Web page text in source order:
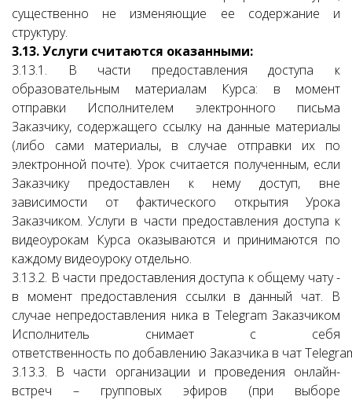
существенно не изменяющие ее содержание и
структуру.
3.13. Услуги считаются оказанными:
3.13.1. В части предоставления доступа к
образовательным материалам Курса: в момент
отправки Исполнителем электронного письма
Заказчику, содержащего ссылку на данные материалы
(либо сами материалы, в случае отправки их по
электронной почте). Урок считается полученным, если
Заказчику предоставлен к нему доступ, вне
зависимости от фактического открытия Урока
Заказчиком. Услуги в части предоставления доступа к
видеоурокам Курса оказываются и принимаются по
каждому видеоуроку отдельно.
3.13.2. В части предоставления доступа к общему чату -
в момент предоставления ссылки в данный чат. В
случае непредоставления ника в Telegram Заказчиком
Исполнитель снимает с себя
ответственность по добавлению Заказчика в чат
3.13.3. В части организации и проведения онлайн-
встреч – групповых эфиров (при выборе